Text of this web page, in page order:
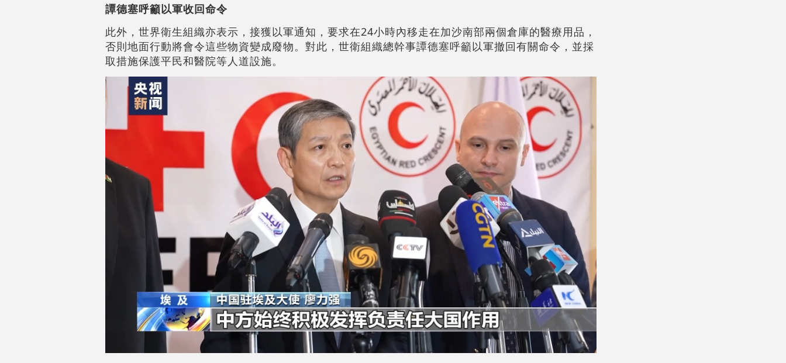
譚德塞呼籲以軍收回命令
此外，世界衛生組織亦表示，接獲以軍通知，要求在24小時內移走在加沙南部兩個倉庫的醫療用品，
否則地面行動將會令這些物資變成廢物。對此，世衛組織總幹事譚德塞呼籲以軍撤回有關命令，並採
取措施保護平民和醫院等人道設施。